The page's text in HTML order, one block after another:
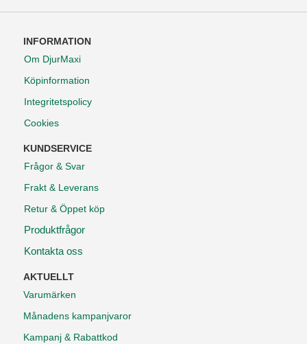
INFORMATION
Om DjurMaxi
Köpinformation
Integritetspolicy
Cookies
KUNDSERVICE
Frågor & Svar
Frakt & Leverans
Retur & Öppet köp
Produktfrågor
Kontakta oss
AKTUELLT
Varumärken
Månadens kampanjvaror
Kampanj & Rabattkod